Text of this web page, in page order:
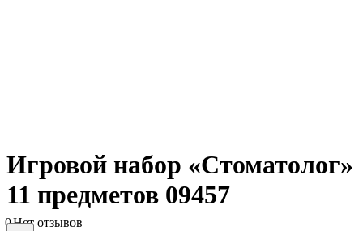
Игровой набор «Стоматолог»
11 предметов 09457
0Нет отзывов